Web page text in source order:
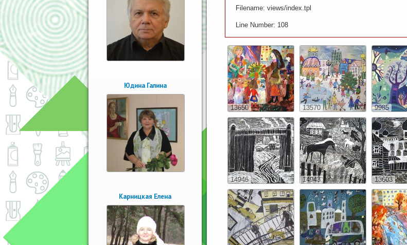
Юдина Галина
Карницкая Елена
Filename: views/index.tpl
Line Number: 108
13650 13570 9985
14946 14943 13603